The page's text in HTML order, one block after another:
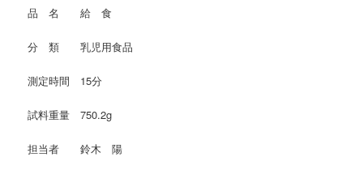
品 名 給 食
分 類 乳児用食品
測定時間 15分
試料重量 750.2g
担当者 鈴木 陽